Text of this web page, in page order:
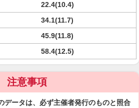
22.4(10.4)
34.1(11.7)
45.9(11.8)
58.4(12.5)
注意事項
データは、必ず主催者発行のものと照合